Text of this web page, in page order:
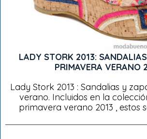
LADY STORK 2013:
PRIMAVERA VERANO
Lady Stork 2013 : Sandalias y
verano. Incluidos en la
primavera verano 2013 , estos